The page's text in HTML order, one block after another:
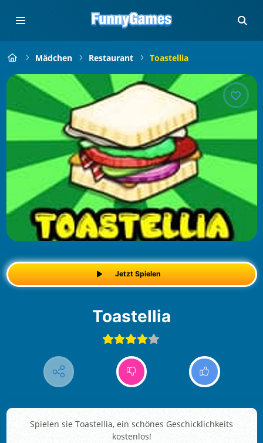
Mädchen Restaurant Toastellia
Jetzt Spielen
Toastellia
Spielen sie Toastellia, ein schönes Geschicklichkeits
kostenlos!